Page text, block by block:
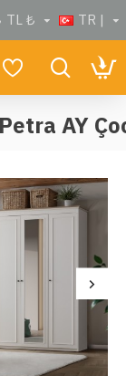
TL ₺ TR |
Petra AY